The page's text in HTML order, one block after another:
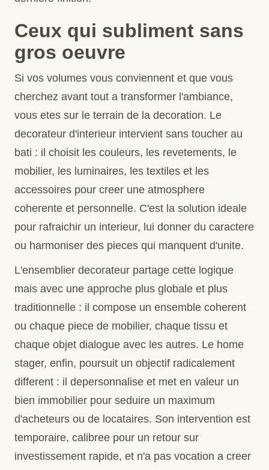
Ceux qui subliment sans
gros oeuvre
Si vos volumes vous conviennent et que vous
cherchez avant tout a transformer l'ambiance,
vous etes sur le terrain de la decoration. Le
decorateur d'interieur intervient sans toucher au
bati : il choisit les couleurs, les revetements, le
mobilier, les luminaires, les textiles et les
accessoires pour creer une atmosphere
coherente et personnelle. C'est la solution ideale
pour rafraichir un interieur, lui donner du caractere
ou harmoniser des pieces qui manquent d'unite.
L'ensemblier decorateur partage cette logique
mais avec une approche plus globale et plus
traditionnelle : il compose un ensemble coherent
ou chaque piece de mobilier, chaque tissu et
chaque objet dialogue avec les autres. Le home
stager, enfin, poursuit un objectif radicalement
different : il depersonnalise et met en valeur un
bien immobilier pour seduire un maximum
d'acheteurs ou de locataires. Son intervention est
temporaire, calibree pour un retour sur
investissement rapide, et n'a pas vocation a creer